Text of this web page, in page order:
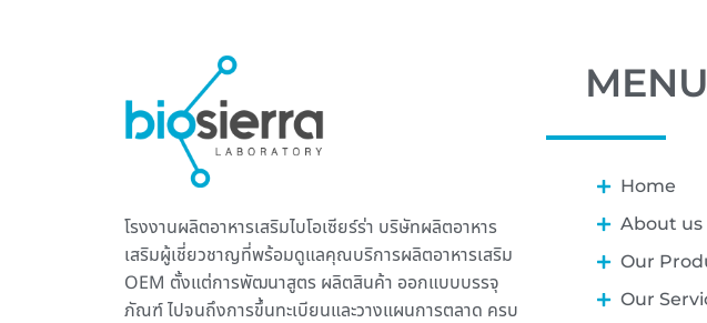
โรงงานผลิตอาหารเสริมไบโอเซียร์ร่า บริษัทผลิตอาหาร
เสริมผู้เชี่ยวชาญที่พร้อมดูแลคุณบริการผลิตอาหารเสริม
OEM ตั้งแต่การพัฒนาสูตร ผลิตสินค้า ออกแบบบรรจุ
ภัณฑ์ ไปจนถึงการขึ้นทะเบียนและวางแผนการตลาด ครบ
MENU
Home
About us
Our
Our